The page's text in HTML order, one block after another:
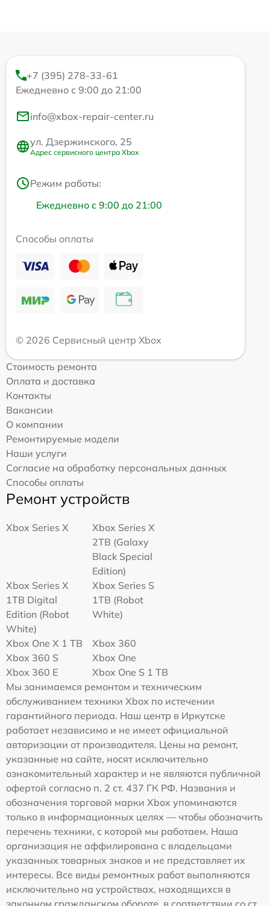
+7 (395) 278-33-61
Ежедневно с 9:00 до 21:00
info@xbox-repair-center.ru
ул. Дзержинского, 25
Адрес сервисного центра Xbox
Режим работы:
Ежедневно с 9:00 до 21:00
Способы оплаты
© 2026 Сервисный центр Xbox
Стоимость ремонта
Оплата и доставка
Контакты
Вакансии
О компании
Ремонтируемые модели
Наши услуги
Согласие на обработку персональных данных
Способы оплаты
Ремонт устройств
Xbox Series X
Xbox Series X
2TB (Galaxy
Black Special
Edition)
Xbox Series X
1TB Digital
Edition (Robot
White)
Xbox Series S
1TB (Robot
White)
Xbox One X 1 TB
Xbox 360
Xbox 360 S
Xbox One
Xbox 360 E
Xbox One S 1 TB
Мы занимаемся ремонтом и техническим
обслуживанием техники Xbox по истечении
гарантийного периода. Наш центр в Иркутске
работает независимо и не имеет официальной
авторизации от производителя. Цены на ремонт,
указанные на сайте, носят исключительно
ознакомительный характер и не являются публичной
офертой согласно п. 2 ст. 437 ГК РФ. Названия и
обозначения торговой марки Xbox упоминаются
только в информационных целях — чтобы обозначить
перечень техники, с которой мы работаем. Наша
организация не аффилирована с владельцами
указанных товарных знаков и не представляет их
интересы. Все виды ремонтных работ выполняются
исключительно на устройствах, находящихся в